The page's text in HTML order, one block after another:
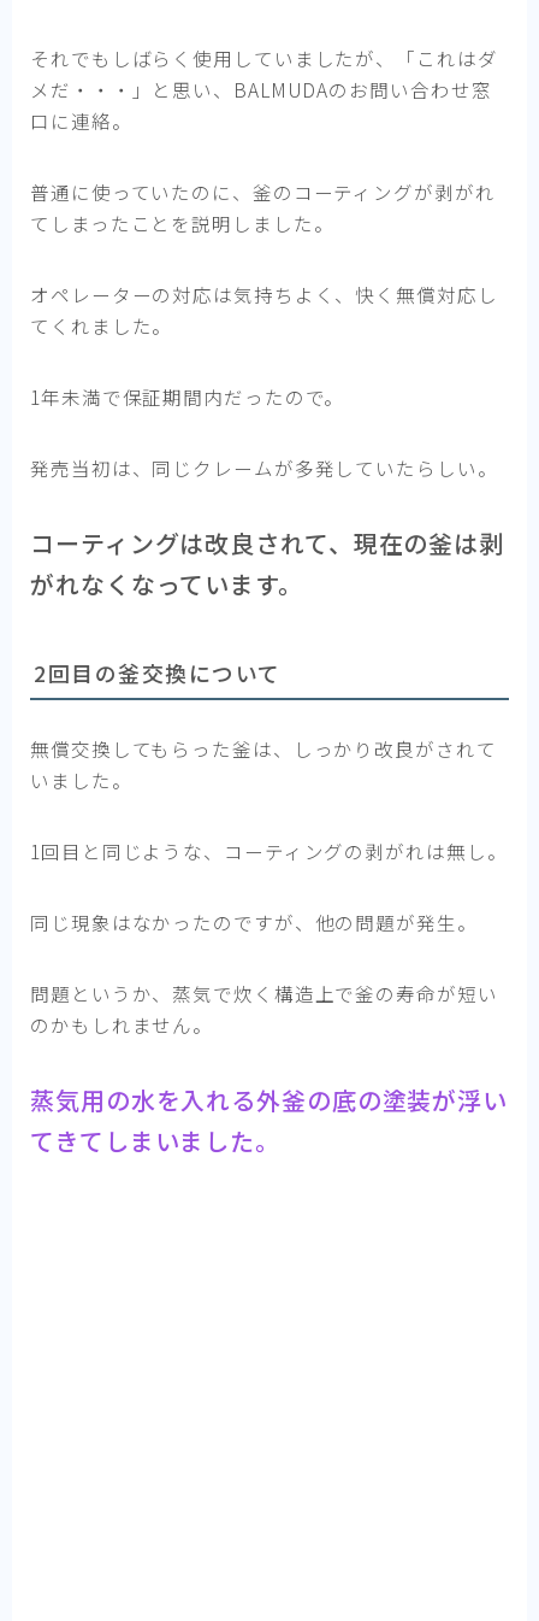
それでもしばらく使用していましたが、「これはダ
メだ・・・」と思い、BALMUDAのお問い合わせ窓
口に連絡。
普通に使っていたのに、釜のコーティングが剥がれ
てしまったことを説明しました。
オペレーターの対応は気持ちよく、快く無償対応し
てくれました。
1年未満で保証期間内だったので。
発売当初は、同じクレームが多発していたらしい。
コーティングは改良されて、現在の釜は剥
がれなくなっています。
2回目の釜交換について
無償交換してもらった釜は、しっかり改良がされて
いました。
1回目と同じような、コーティングの剥がれは無し。
同じ現象はなかったのですが、他の問題が発生。
問題というか、蒸気で炊く構造上で釜の寿命が短い
のかもしれません。
蒸気用の水を入れる外釜の底の塗装が浮い
てきてしまいました。